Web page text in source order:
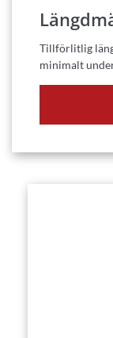
Tillförlitlig
minimalt